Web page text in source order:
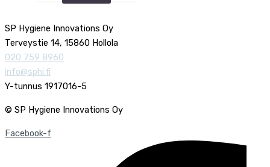
SP Hygiene Innovations Oy
Terveystie 14, 15860 Hollola
020 759 8960
info@sphi.fi
Y-tunnus 1917016-5
© SP Hygiene Innovations Oy
Facebook-f